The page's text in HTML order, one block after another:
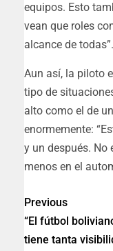
equipos. Esto
vean que roles
alcance de todas”.
Aun así, la piloto
tipo de
alto como el de
enormemente:
y un después. No
menos en el
Previous
“El fútbol
tiene tanta